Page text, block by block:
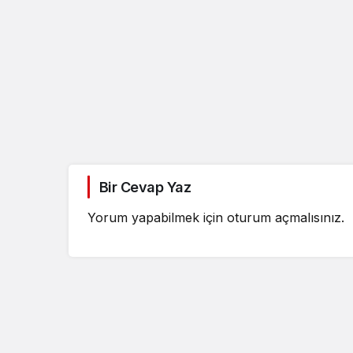
Bir Cevap Yaz
Yorum yapabilmek için oturum açmalısınız.